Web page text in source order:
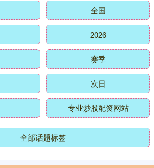
全国
2026
赛季
次日
专业炒股配资网站
全部话题标签